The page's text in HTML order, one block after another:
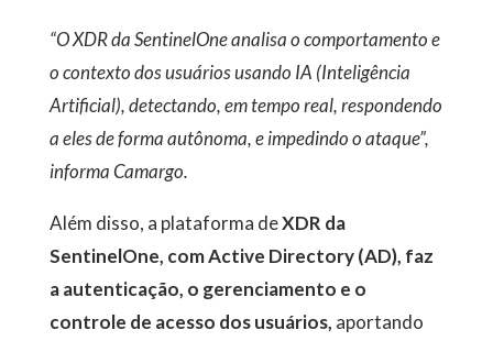
“O XDR da SentinelOne analisa o comportamento e
o contexto dos usuários usando IA (Inteligência
Artificial), detectando, em tempo real, respondendo
a eles de forma autônoma, e impedindo o ataque”,
informa Camargo.
Além disso, a plataforma deXDR da
SentinelOne, com Active Directory (AD), faz
a autenticação, o gerenciamento e o
controle de acesso dos usuários, aportando